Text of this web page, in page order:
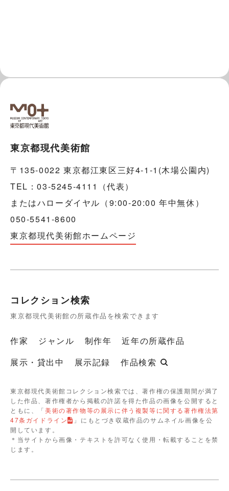
東京都現代美術館
〒135-0022 東京都江東区三好4-1-1(木場公園内)
TEL：03-5245-4111（代表）
またはハローダイヤル（9:00-20:00 年中無休）
050-5541-8600
東京都現代美術館ホームページ
コレクション検索
東京都現代美術館の所蔵作品を検索できます
作家 ジャンル 制作年
近年の所蔵作品
展示・貸出中
展示記録 作品検索
東京都現代美術館コレクション検索では、著作権の保護期間が満了
した作品、著作権者から掲載の許諾を得た作品の画像を公開すると
ともに、「美術の著作物等の展示に伴う複製等に関する著作権法第
47条ガイドライン
」にもとづき収蔵作品のサムネイル画像を公
開しています。
＊当サイトから画像・テキストを許可なく使用・転載することを禁
じます。